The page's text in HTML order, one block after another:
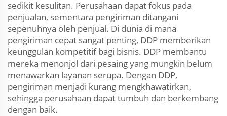
sedikit kesulitan. Perusahaan dapat fokus pada
penjualan, sementara pengiriman ditangani
sepenuhnya oleh penjual. Di dunia di mana
pengiriman cepat sangat penting, DDP memberikan
keunggulan kompetitif bagi bisnis. DDP membantu
mereka menonjol dari pesaing yang mungkin belum
menawarkan layanan serupa. Dengan DDP,
pengiriman menjadi kurang mengkhawatirkan,
sehingga perusahaan dapat tumbuh dan berkembang
dengan baik.